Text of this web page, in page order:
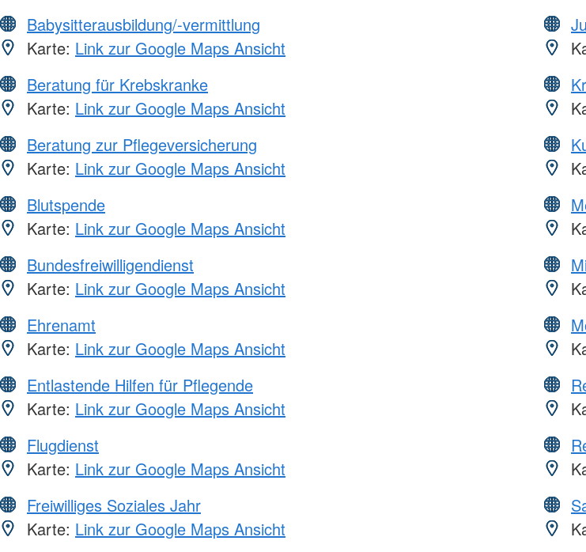
Babysitterausbildung/-vermittlung
Karte: Link zur Google Maps Ansicht
Beratung für Krebskranke
Karte: Link zur Google Maps Ansicht
Beratung zur Pflegeversicherung
Karte: Link zur Google Maps Ansicht
Blutspende
Karte: Link zur Google Maps Ansicht
Bundesfreiwilligendienst
Karte: Link zur Google Maps Ansicht
Ehrenamt
Karte: Link zur Google Maps Ansicht
Entlastende Hilfen für Pflegende
Karte: Link zur Google Maps Ansicht
Flugdienst
Karte: Link zur Google Maps Ansicht
Freiwilliges Soziales Jahr
Karte: Link zur Google Maps Ansicht